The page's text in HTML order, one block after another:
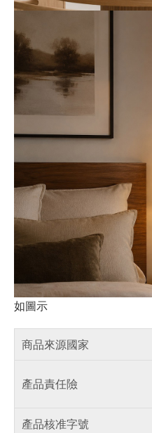
如圖示
商品來源國家
產品責任險
產品核准字號